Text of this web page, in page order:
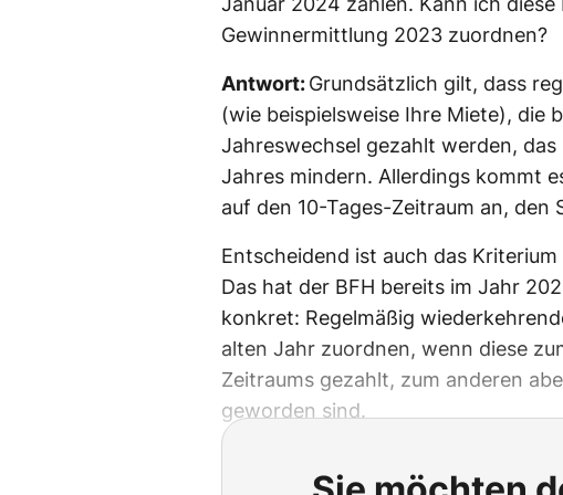
Gewinnermittlung 2023 zuordnen?
Antwort:Grundsätzlich gilt, dass
(wie beispielsweise Ihre Miete), die
Jahreswechsel gezahlt werden,
Jahres mindern. Allerdings kommt
auf den 10-Tages-Zeitraum an,
Entscheidend ist auch das
Das hat der BFH bereits im Jahr
konkret: Regelmäßig
alten Jahr zuordnen, wenn diese
Zeitraums gezahlt, zum anderen
geworden sind.